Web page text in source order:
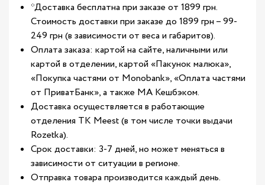
*Доставка бесплатна при заказе от 1899 грн.
Стоимость доставки при заказе до 1899 грн – 99-
249 грн (в зависимости от веса и габаритов).
Оплата заказа: картой на сайте, наличными или
картой в отделении, картой «Пакунок малюка»,
«Покупка частями от Monobank», «Оплата частями
от ПриватБанк», а также МА Кешбэком.
Доставка осуществляется в работающие
отделения ТК Meest (в том числе точки выдачи
Rozetka).
Срок доставки: 3-7 дней, но может меняться в
зависимости от ситуации в регионе.
Отправка товара производится каждый день.